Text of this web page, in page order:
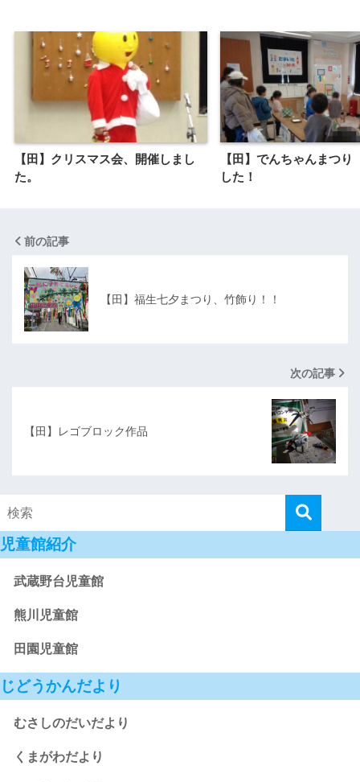
【田】クリスマス会、開催しまし
た。
【田】でんちゃんまつ
した！
前の記事
【田】福生七夕まつり、竹飾り！！
次の記事
【田】レゴブロック作品
児童館紹介
武蔵野台児童館
熊川児童館
田園児童館
じどうかんだより
むさしのだいだより
くまがわだより